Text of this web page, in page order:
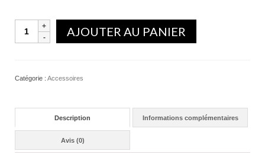
Quantité AJOUTER AU PANIER
Catégorie : Accessoires
Description Informations complémentaires
Avis (0)